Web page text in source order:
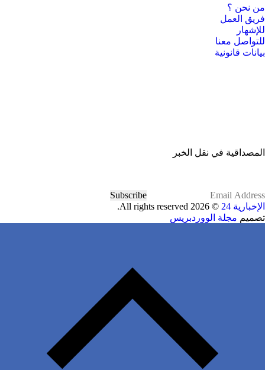
من نحن ؟
فريق العمل
للإشهار
للتواصل معنا
بيانات قانونية
المصداقية في نقل الخبر
Subscribe
الإخبارية 24
© 2026 All rights reserved.
تصميم مجلة الووردبريس